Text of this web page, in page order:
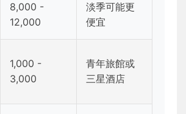
8,000 -
12,000
淡季可能更
便宜
1,000 -
3,000
青年旅館或
三星酒店